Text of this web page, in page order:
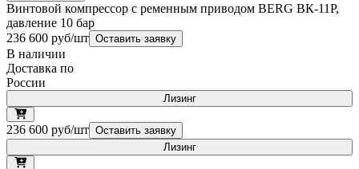
Винтовой компрессор с ременным приводом BERG ВК-11Р,
давление 10 бар
236 600 руб/шт Оставить заявку
В наличии
Доставка по
России
Лизинг
236 600 руб/шт Оставить заявку
Лизинг